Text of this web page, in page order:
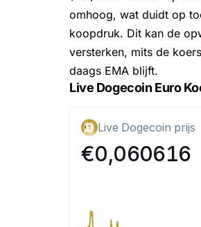
omhoog, wat duidt op
koopdruk. Dit kan de
versterken, mits de
daags EMA blijft.
Live Dogecoin Euro